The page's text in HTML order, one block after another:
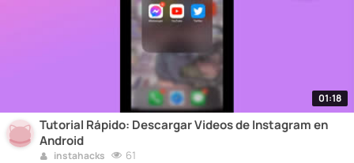
01:18
Tutorial Rápido: Descargar Videos de Instagram en
Android
instahacks 61